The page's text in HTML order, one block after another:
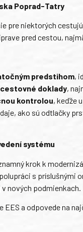
Poprad-Tatry
pre niektorých
pred cestou,
predstihom,
doklady,
kontrolou, keďže
ako sú odtlačky
systému
krok k
s príslušnými
nových podmienkach.
EES a odpovede na